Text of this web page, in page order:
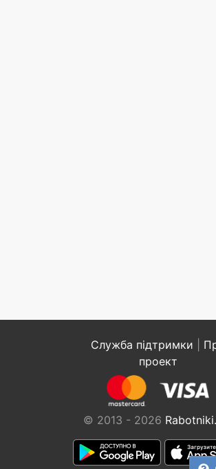
Служба підтримки
проект
© 2013 - 2026